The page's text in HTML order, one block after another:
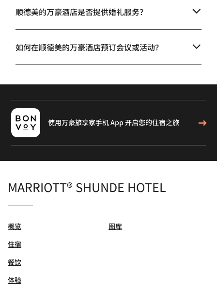
顺德美的万豪酒店是否提供婚礼服务？
如何在顺德美的万豪酒店预订会议或活动？
使用万豪旅享家手机 App 开启您的住宿之旅
MARRIOTT® SHUNDE HOTEL
概览
住宿
餐饮
体验
图库